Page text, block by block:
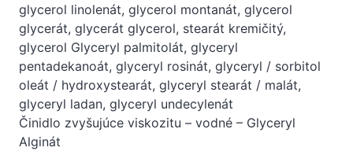
glycerol linolenát, glycerol montanát, glycerol
glycerát, glycerát glycerol, stearát kremičitý,
glycerol Glyceryl palmitolát, glyceryl
pentadekanoát, glyceryl rosinát, glyceryl / sorbitol
oleát / hydroxystearát, glyceryl stearát / malát,
glyceryl ladan, glyceryl undecylenát
Činidlo zvyšujúce viskozitu – vodné – Glyceryl
Alginát